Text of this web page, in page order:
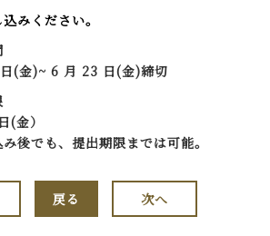
みください。
(金)~ 6 月 23 日(金)締切
金）
後でも、提出期限までは可能。
戻る 次へ